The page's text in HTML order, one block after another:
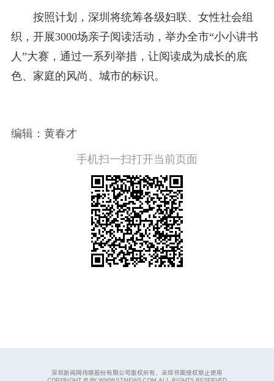
按照计划，深圳将统筹各级妇联、女性社会组
织，开展3000场亲子阅读活动，举办全市“小小讲书
人”大赛，通过一系列举措，让阅读成为成长的底
色、家庭的风尚、城市的标识。
编辑：黄春才
手机扫一扫打开当前页面
深圳新闻网传媒股份有限公司版权所有，未经书面授权禁止使用